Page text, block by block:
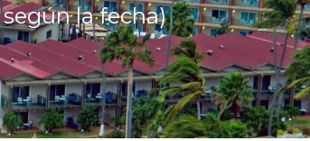
la fecha)